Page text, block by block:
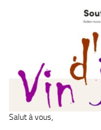
Salut à vous,